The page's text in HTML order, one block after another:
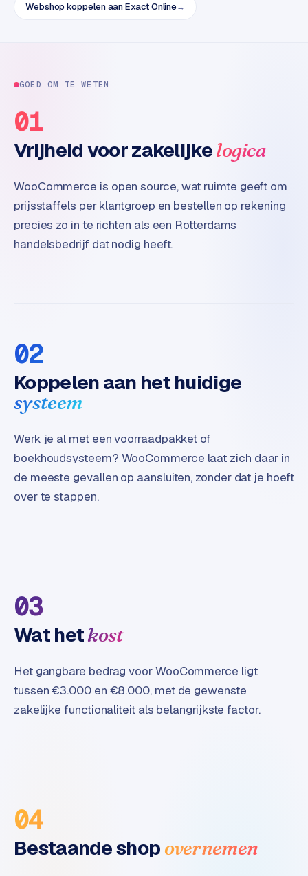
e
Webshop koppelen aan Exact Online→
GOED OM TE WETEN
01
Vrijheid voor zakelijkelogica
WooCommerce is open source, wat ruimte geeft om
prijsstaffels per klantgroep en bestellen op rekening
precies zo in te richten als een Rotterdams
handelsbedrijf dat nodig heeft.
02
Koppelen aan het huidige
systeem
Werk je al met een voorraadpakket of
boekhoudsysteem? WooCommerce laat zich daar in
de meeste gevallen op aansluiten, zonder dat je hoeft
over te stappen.
03
Wat hetkost
Het gangbare bedrag voor WooCommerce ligt
tussen €3.000 en €8.000, met de gewenste
zakelijke functionaliteit als belangrijkste factor.
04
Bestaande shop overnemen